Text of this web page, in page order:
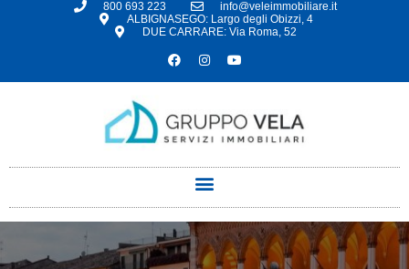
800 693 223
info@veleimmobiliare.it
ALBIGNASEGO: Largo degli Obizzi, 4
DUE CARRARE: Via Roma, 52